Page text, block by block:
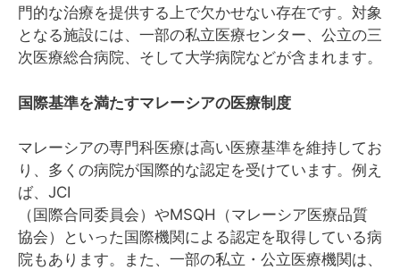
門的な治療を提供する上で欠かせない存在です。対象
となる施設には、一部の私立医療センター、公立の三
次医療総合病院、そして大学病院などが含まれます。
国際基準を満たすマレーシアの医療制度
マレーシアの専門科医療は高い医療基準を維持してお
り、多くの病院が国際的な認定を受けています。例え
ば、JCI
（国際合同委員会）やMSQH（マレーシア医療品質
協会）といった国際機関による認定を取得している病
院もあります。また、一部の私立・公立医療機関は、